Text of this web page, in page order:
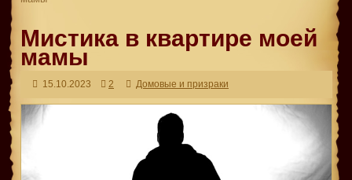
Мистика в квартире моей
мамы
15.10.2023 2 Домовые и призраки